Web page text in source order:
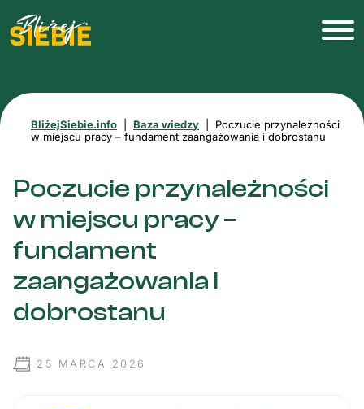
BliżejSiebie.info Baza wiedzy
Poczucie przynależności
w miejscu pracy – fundament zaangażowania i dobrostanu
Poczucie przynależności
w miejscu pracy –
fundament
zaangażowania i
dobrostanu
25 MARCA 2026